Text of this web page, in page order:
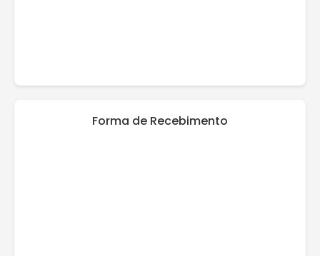
Forma de Recebimento